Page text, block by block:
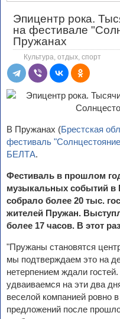
Эпицентр рока.
на фестивале
Пружанах
Культура, отдых, спорт
В Пружанах (Брестская
фестиваль
БЕЛТА.
Фестиваль в прошлом
музыкальных событий в
собрало более 20 тыс.
жителей Пружан.
более 17 часов. В этот
"Пружаны становятся
мы подтверждаем это на
нетерпением ждали
удваиваемся на эти два
веселой компанией ровно
предложений после